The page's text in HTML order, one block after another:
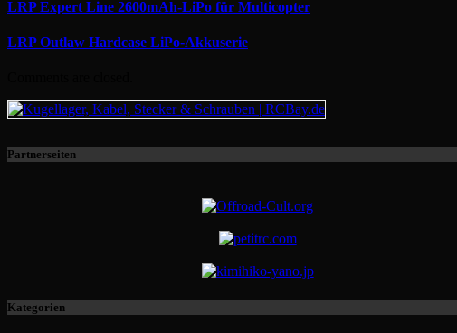
LRP Expert Line 2600mAh-LiPo für Multicopter
LRP Outlaw Hardcase LiPo-Akkuserie
Partnerseiten
Kategorien